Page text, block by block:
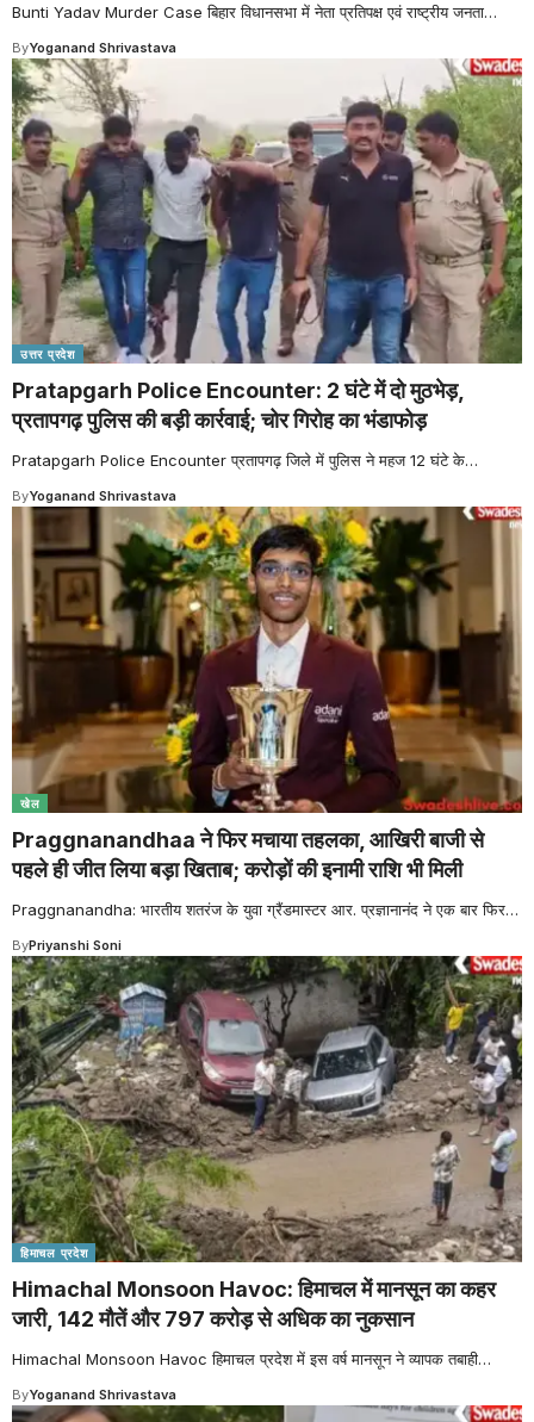
Bunti Yadav Murder Case बिहार विधानसभा में नेता प्रतिपक्ष एवं राष्ट्रीय जनता…
ByYoganand Shrivastava
उत्तर प्रदेश
Pratapgarh Police Encounter: 2 घंटे में दो मुठभेड़,
प्रतापगढ़ पुलिस की बड़ी कार्रवाई; चोर गिरोह का भंडाफोड़
Pratapgarh Police Encounter प्रतापगढ़ जिले में पुलिस ने महज 12 घंटे के…
ByYoganand Shrivastava
खेल
Praggnanandhaa ने फिर मचाया तहलका, आखिरी बाजी से
पहले ही जीत लिया बड़ा खिताब; करोड़ों की इनामी राशि भी मिली
Praggnanandha: भारतीय शतरंज के युवा ग्रैंडमास्टर आर. प्रज्ञानानंद ने एक बार फिर…
ByPriyanshi Soni
हिमाचल प्रदेश
Himachal Monsoon Havoc: हिमाचल में मानसून का कहर
जारी, 142 मौतें और 797 करोड़ से अधिक का नुकसान
Himachal Monsoon Havoc हिमाचल प्रदेश में इस वर्ष मानसून ने व्यापक तबाही…
ByYoganand Shrivastava